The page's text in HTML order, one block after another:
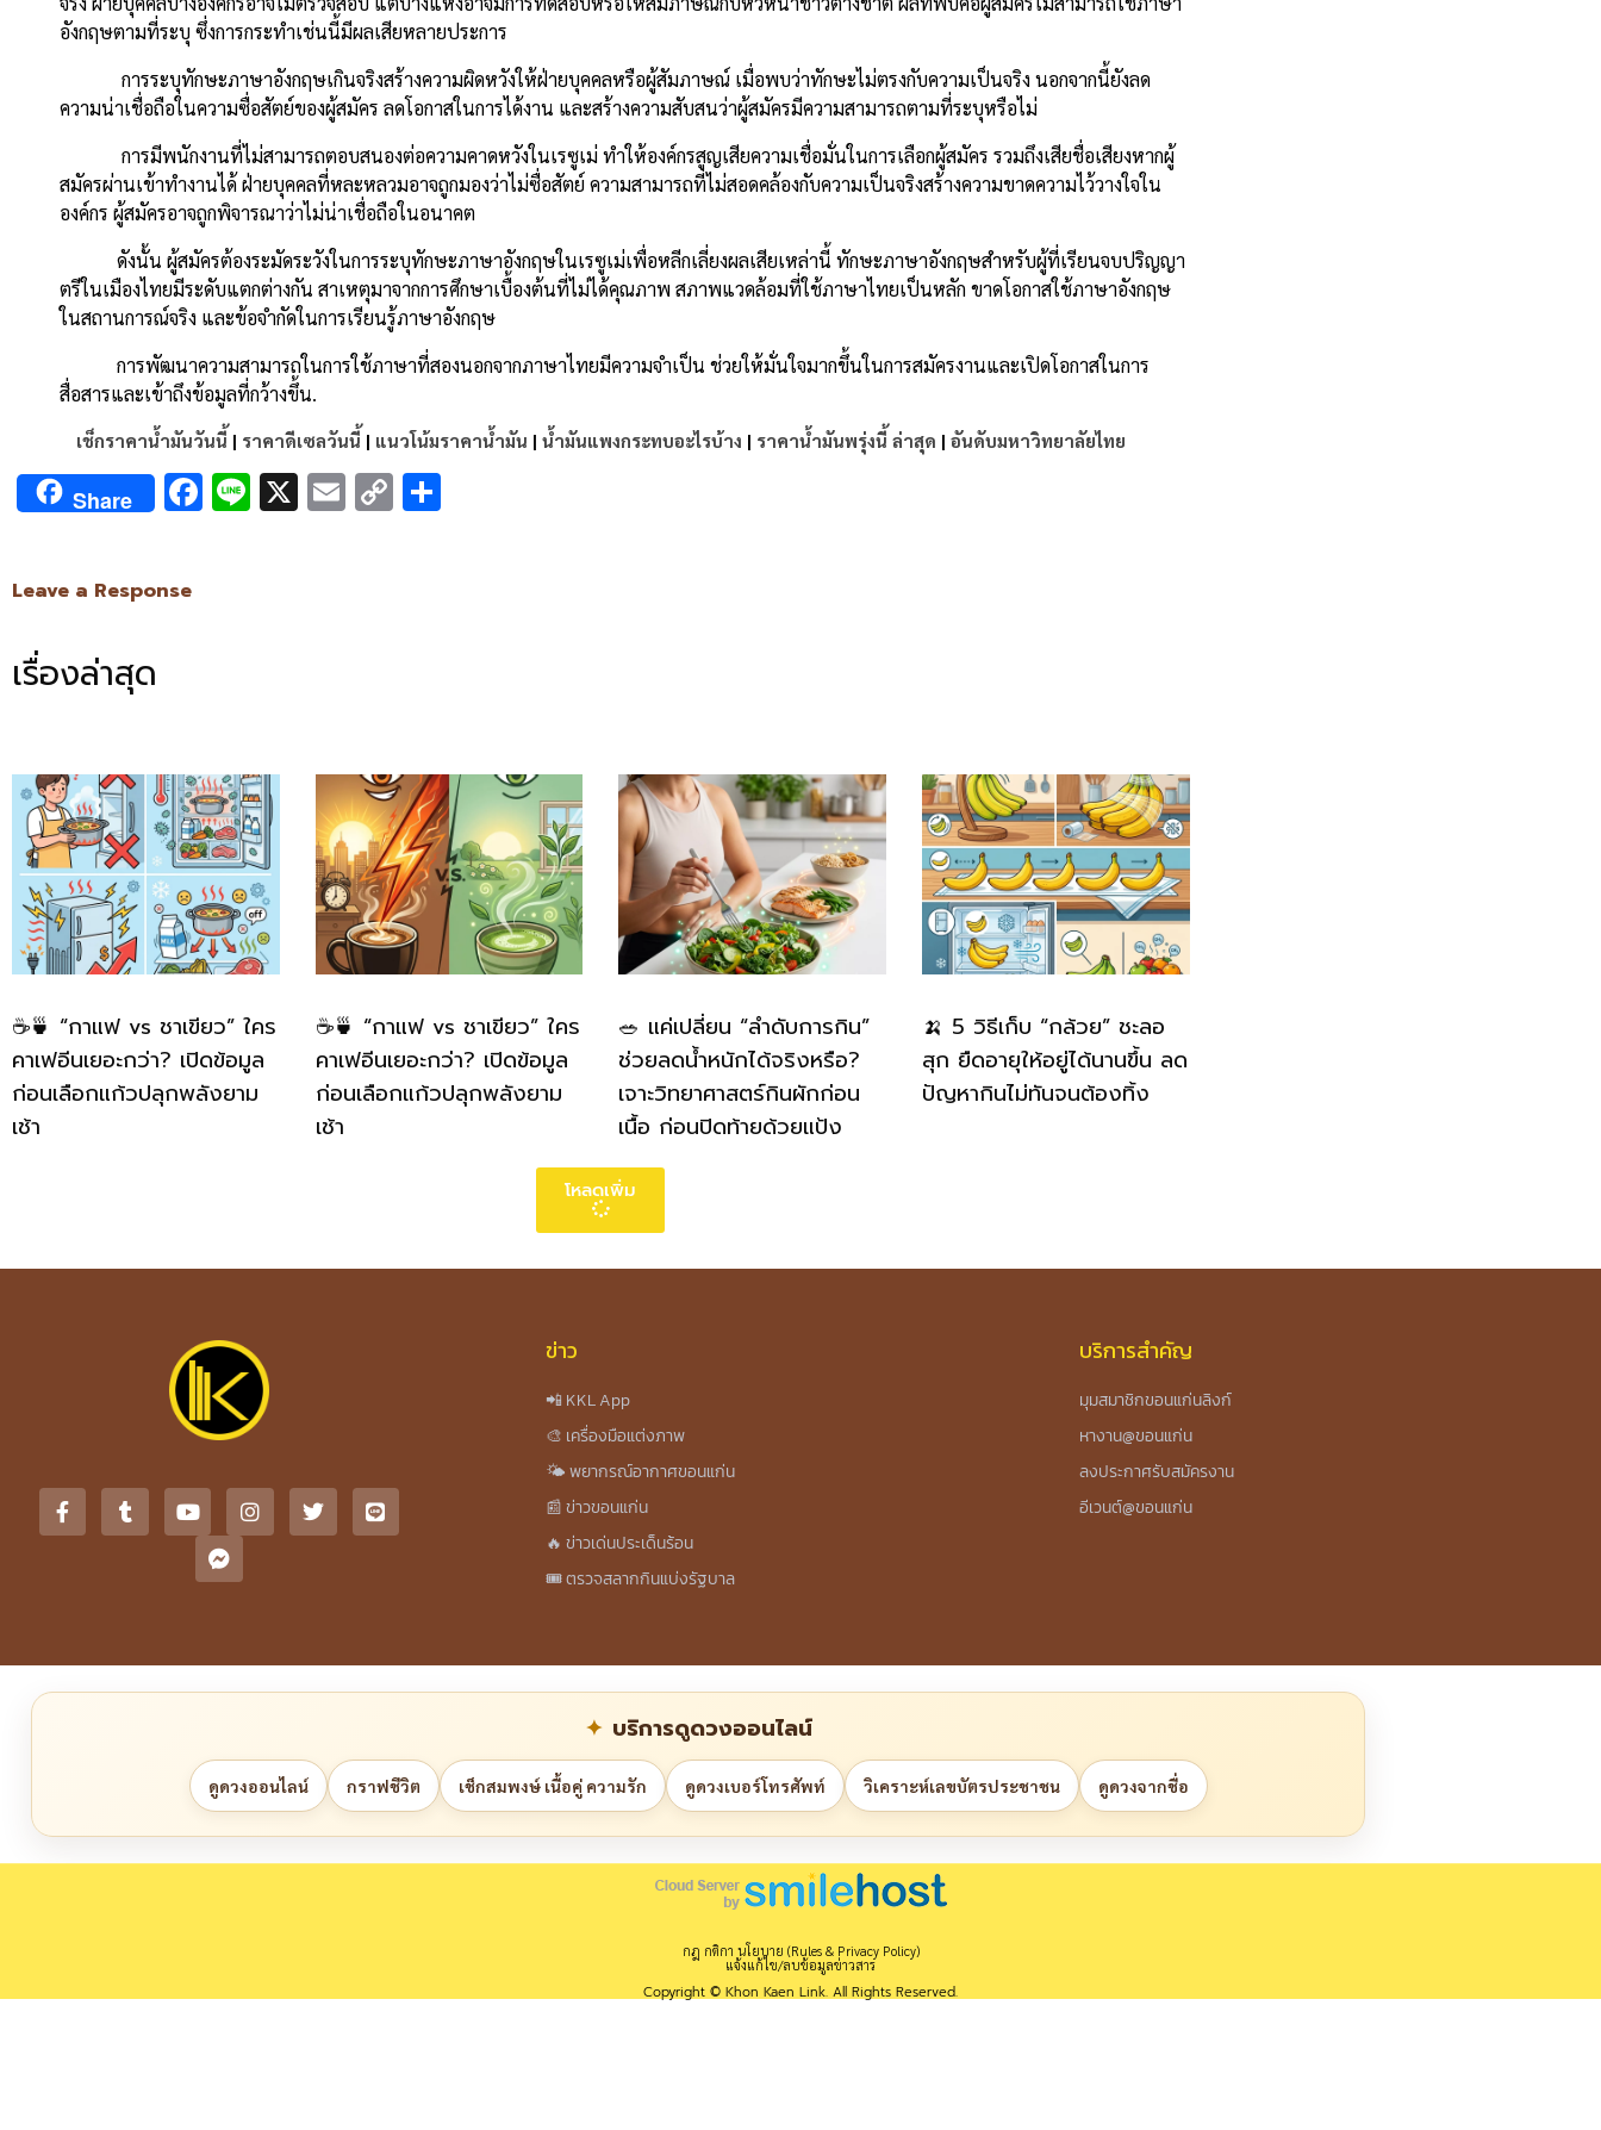
อังกฤษตามที่ระบุ ซึ่งการกระทำเช่นนี้มีผลเสียหลายประการ
การระบุทักษะภาษาอังกฤษเกินจริงสร้างความผิดหวังให้ฝ่ายบุคคลหรือผู้สัมภาษณ์ เมื่อพบว่าทักษะไม่ตรงกับความเป็นจริง นอกจากนี้ยังลด
ความน่าเชื่อถือในความซื่อสัตย์ของผู้สมัคร ลดโอกาสในการได้งาน และสร้างความสับสนว่าผู้สมัครมีความสามารถตามที่ระบุหรือไม่
การมีพนักงานที่ไม่สามารถตอบสนองต่อความคาดหวังในเรซูเม่ ทำให้องค์กรสูญเสียความเชื่อมั่นในการเลือกผู้สมัคร รวมถึงเสียชื่อเสียงหากผู้
สมัครผ่านเข้าทำงานได้ ฝ่ายบุคคลที่หละหลวมอาจถูกมองว่าไม่ซื่อสัตย์ ความสามารถที่ไม่สอดคล้องกับความเป็นจริงสร้างความขาดความไว้วางใจใน
องค์กร ผู้สมัครอาจถูกพิจารณาว่าไม่น่าเชื่อถือในอนาคต
ดังนั้น ผู้สมัครต้องระมัดระวังในการระบุทักษะภาษาอังกฤษในเรซูเม่เพื่อหลีกเลี่ยงผลเสียเหล่านี้ ทักษะภาษาอังกฤษสำหรับผู้ที่เรียนจบปริญญา
ตรีในเมืองไทยมีระดับแตกต่างกัน สาเหตุมาจากการศึกษาเบื้องต้นที่ไม่ได้คุณภาพ สภาพแวดล้อมที่ใช้ภาษาไทยเป็นหลัก ขาดโอกาสใช้ภาษาอังกฤษ
ในสถานการณ์จริง และข้อจำกัดในการเรียนรู้ภาษาอังกฤษ
การพัฒนาความสามารถในการใช้ภาษาที่สองนอกจากภาษาไทยมีความจำเป็น ช่วยให้มั่นใจมากขึ้นในการสมัครงานและเปิดโอกาสในการ
สื่อสารและเข้าถึงข้อมูลที่กว้างขึ้น.
เช็กราคาน้ำมันวันนี้ | ราคาดีเซลวันนี้ | แนวโน้มราคาน้ำมัน | น้ำมันแพงกระทบอะไรบ้าง | ราคาน้ำมันพรุ่งนี้ ล่าสุด | อันดับมหาวิทยาลัยไทย
Share Facebook
Line
X Email
Copy
Leave a Response
เรื่องล่าสุด
☕🍵 “กาแฟ vs ชาเขียว” ใคร
คาเฟอีนเยอะกว่า? เปิดข้อมูล
ก่อนเลือกแก้วปลุกพลังยาม
เช้า
☕🍵 “กาแฟ vs ชาเขียว” ใคร
คาเฟอีนเยอะกว่า? เปิดข้อมูล
ก่อนเลือกแก้วปลุกพลังยาม
เช้า
🥗 แค่เปลี่ยน “ลำดับการกิน”
ช่วยลดน้ำหนักได้จริงหรือ?
เจาะวิทยาศาสตร์กินผักก่อน
เนื้อ ก่อนปิดท้ายด้วยแป้ง
🍌 5 วิธีเก็บ “กล้วย” ชะลอ
สุก ยืดอายุให้อยู่ได้นานขึ้น ลด
ปัญหากินไม่ทันจนต้องทิ้ง
โหลดเพิ่ม
ข่าว
📲 KKL App
🎨 เครื่องมือแต่งภาพ
🌤️ พยากรณ์อากาศขอนแก่น
📰 ข่าวขอนแก่น
🔥 ข่าวเด่นประเด็นร้อน
🎟️ ตรวจสลากกินแบ่งรัฐบาล
บริการสำคัญ
มุมสมาชิกขอนแก่นลิงก์
หางาน@ขอนแก่น
ลงประกาศรับสมัครงาน
อีเวนต์@ขอนแก่น
บริการดูดวงออนไลน์
ดูดวงออนไลน์ กราฟชีวิต เช็กสมพงษ์ เนื้อคู่ ความรัก ดูดวงเบอร์โทรศัพท์ วิเคราะห์เลขบัตรประชาชน ดูดวงจากชื่อ
กฎ กติกา นโยบาย (Rules & Privacy Policy)
แจ้งแก้ไข/ลบข้อมูลข่าวสาร
Copyright © Khon Kaen Link. All Rights Reserved.